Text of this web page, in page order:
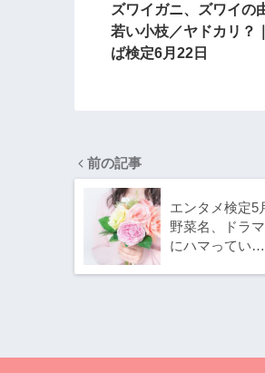
ズワイガニ、ズワイの
若い小枝／ヤドカリ？
ば検定6月22日
前の記事
エンタメ検定5
野菜名、ドラ
にハマってい…